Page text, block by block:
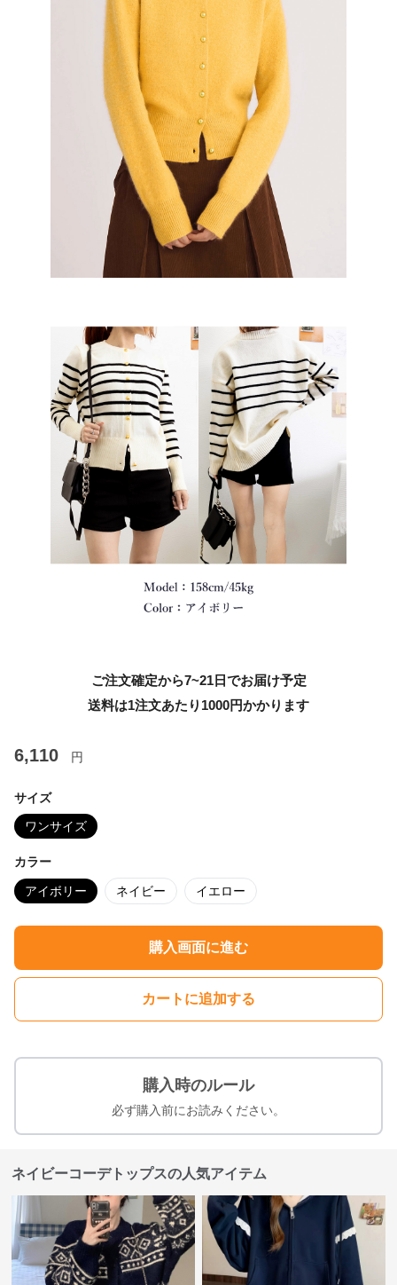
ご注文確定から7~21日でお届け予定
送料は1注文あたり 1000円かかります
6,110 円
サイズ
ワンサイズ
カラー
アイボリー ネイビー イエロー
購入画面に進む
カートに追加する
購入時のルール
必ず購入前にお読みください。
ネイビーコーデトップスの人気アイテム